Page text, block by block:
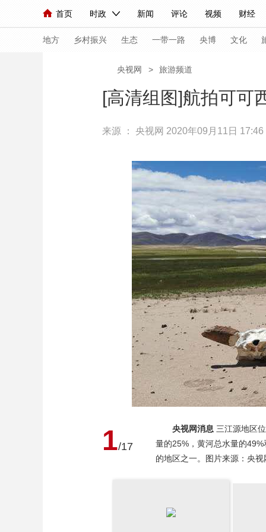
首页 时政 新闻 评论 视频 财经
人民领袖习近平 联播+ 中国领导人 央视快评 习
直播 栏目大全 节目单 听音 微视频
海外频道 iPanda English Монгол
地方 乡村振兴 生态 一带一路 央博 文化
国内 国际 评论 经济 军事
小央直播 直播中国 熊
比划 快看 蓝海中国
竞猜 2026年世界杯 2026年
CCTV奥林匹克频道 生活体育大会
乡村振兴 生态环境 一带一路
大国展会 大国保险 云顶对话
直播 节目单 栏目 片库
央视网 > 旅游频道
[高清组图]航拍可可
来源 ： 央视网 2020年09月11日 17:46
1/17
央视网消息 三江源地区
量的25%，黄河总水量的
的地区之一。图片来源：央